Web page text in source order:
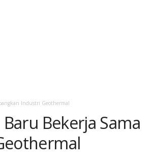
Industri Geothermal
Bekerja Sama